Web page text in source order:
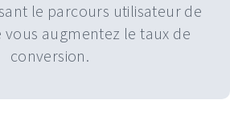
le parcours utilisateur de
vous augmentez le taux de
conversion.